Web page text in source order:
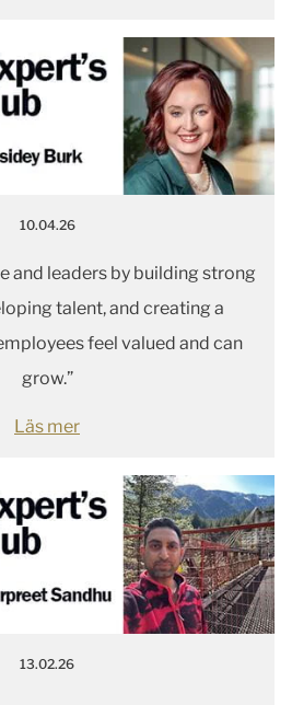
10.04.26
and leaders by building strong
talent, and creating a
feel valued and can
grow.”
Läs mer
13.02.26